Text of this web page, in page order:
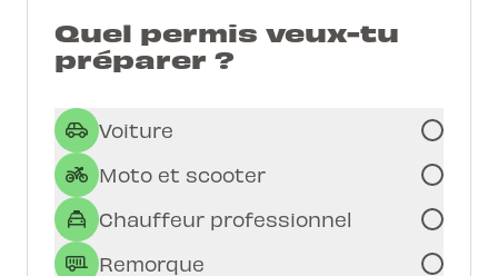
Quel permis veux-tu
préparer ?
Voiture
Moto et scooter
Chauffeur professionnel
Remorque